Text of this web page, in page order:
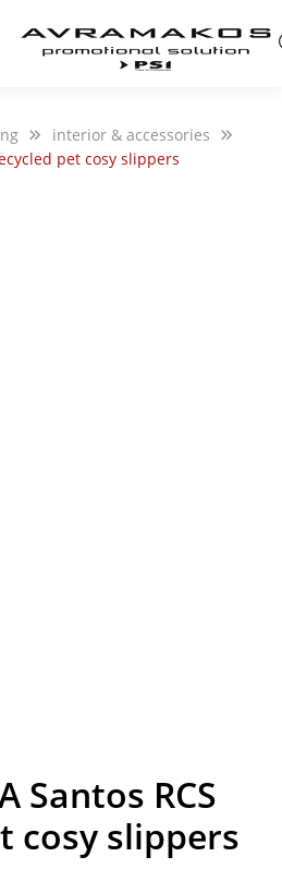
interior & accessories
pet cosy slippers
Santos RCS
cosy slippers